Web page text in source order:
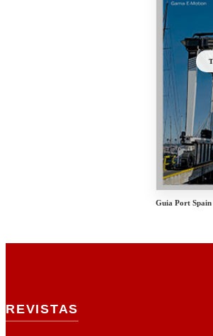
Guia Port Spain
REVISTAS